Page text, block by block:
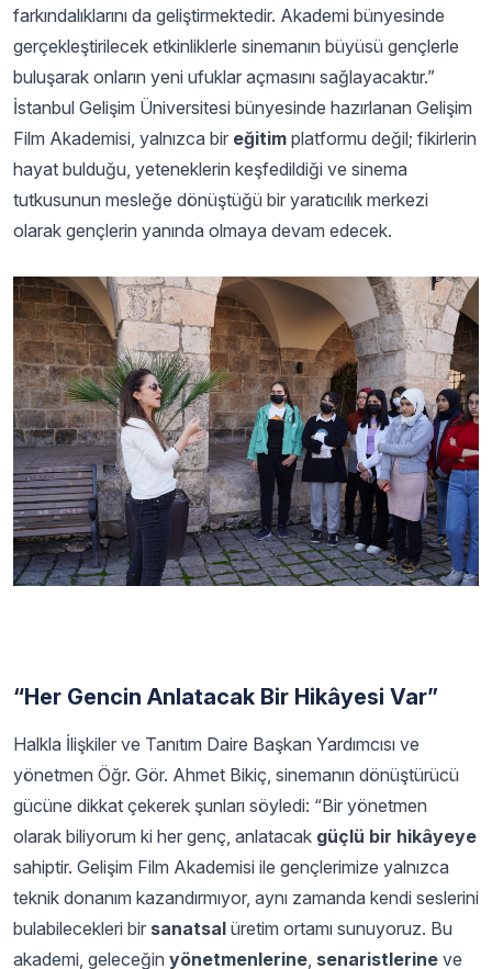
farkındalıklarını da geliştirmektedir. Akademi bünyesinde
gerçekleştirilecek etkinliklerle sinemanın büyüsü gençlerle
buluşarak onların yeni ufuklar açmasını sağlayacaktır.”
İstanbul Gelişim Üniversitesi bünyesinde hazırlanan Gelişim
Film Akademisi, yalnızca bir eğitim platformu değil; fikirlerin
hayat bulduğu, yeteneklerin keşfedildiği ve sinema
tutkusunun mesleğe dönüştüğü bir yaratıcılık merkezi
olarak gençlerin yanında olmaya devam edecek.
“Her Gencin Anlatacak Bir Hikâyesi Var”
Halkla İlişkiler ve Tanıtım Daire Başkan Yardımcısı ve
yönetmen Öğr. Gör. Ahmet Bikiç, sinemanın dönüştürücü
gücüne dikkat çekerek şunları söyledi: “Bir yönetmen
olarak biliyorum ki her genç, anlatacak güçlü bir hikâyeye
sahiptir. Gelişim Film Akademisi ile gençlerimize yalnızca
teknik donanım kazandırmıyor, aynı zamanda kendi seslerini
bulabilecekleri bir sanatsal üretim ortamı sunuyoruz. Bu
akademi, geleceğin yönetmenlerine, senaristlerine ve